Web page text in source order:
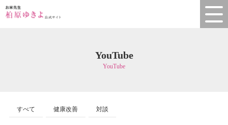
YouTube
YouTube
すべて 健康改善 対談